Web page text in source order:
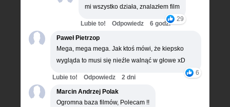
mi wszystko działa, znalazłem film
29
Lubie to! Odpowiedz
6 godz.
Paweł Pietrzop
Mega, mega mega. Jak ktoś mówi, że kiepsko
wygląda to musi się nieźle walnąć w głowe xD
6
Lubie to! Odpowiedz
2 dni
Marcin Andrzej Polak
Ogromna baza filmów, Polecam !!